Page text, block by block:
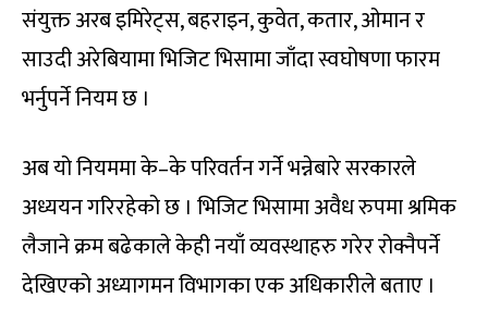
संयुक्त अरब इमिरेट्स, बहराइन, कुवेत, कतार, ओमान र
साउदी अरेबियामा भिजिट भिसामा जाँदा स्वघोषणा फारम
भर्नुपर्ने नियम छ ।
अब यो नियममा के–के परिवर्तन गर्ने भन्नेबारे सरकारले
अध्ययन गरिरहेको छ । भिजिट भिसामा अवैध रुपमा श्रमिक
लैजाने क्रम बढेकाले केही नयाँ व्यवस्थाहरु गरेर रोक्नैपर्ने
देखिएको अध्यागमन विभागका एक अधिकारीले बताए ।